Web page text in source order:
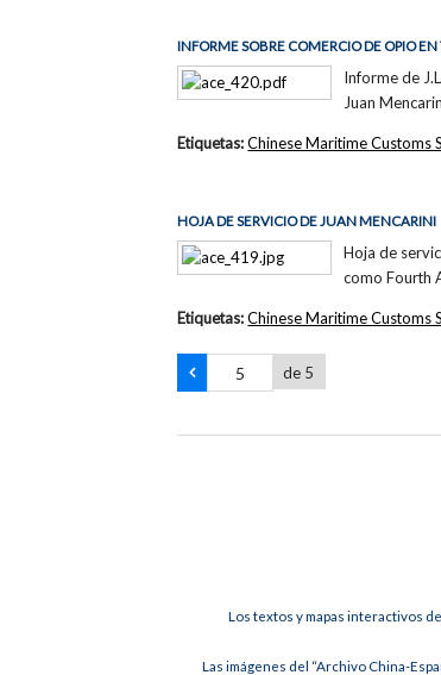
INFORME SOBRE COMERCIO DE OPIO
Informe de
Juan
Etiquetas:Chinese Maritime Customs
HOJA DE SERVICIO DE JUAN MENCARINI
Hoja de
como Fourth
Etiquetas:Chinese Maritime Customs
de 5
Los textos y mapas interactivos
Las imágenes del “Archivo China-